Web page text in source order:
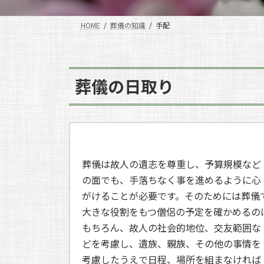
HOME 葬儀の知識 手配
葬儀の日取り
葬儀は故人の遺志を尊重し、予算規模など
の面でも、手落ちなく事を進めるように心
がけることが必要です。そのためには葬儀
大きな役割をもつ僧侶の予定を確かめるの
もちろん、故人の社会的地位、交友範囲な
どを考慮し、遺族、親族、その他の事情を
考慮したうえで日程、場所を組まなければ